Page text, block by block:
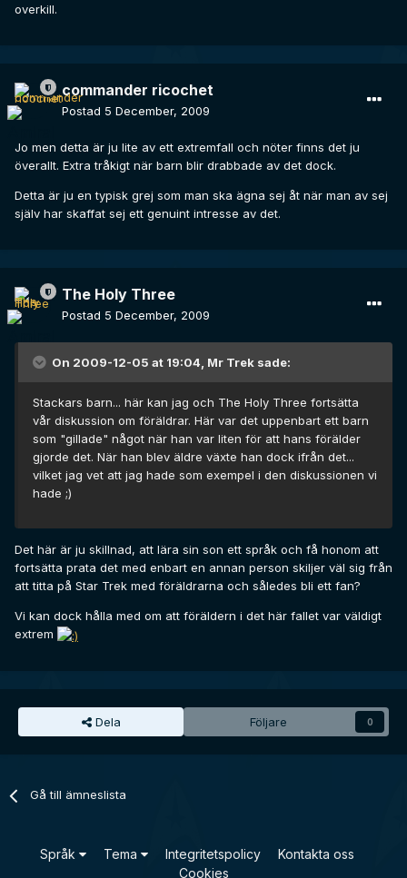
overkill.
commander ricochet
Postad 5 December, 2009
Jo men detta är ju lite av ett extremfall och nöter finns det ju
överallt. Extra tråkigt när barn blir drabbade av det dock.
Detta är ju en typisk grej som man ska ägna sej åt när man av sej
själv har skaffat sej ett genuint intresse av det.
The Holy Three
Postad 5 December, 2009
On 2009-12-05 at 19:04, Mr Trek sade:
Stackars barn... här kan jag och The Holy Three fortsätta
vår diskussion om föräldrar. Här var det uppenbart ett barn
som "gillade" något när han var liten för att hans förälder
gjorde det. När han blev äldre växte han dock ifrån det...
vilket jag vet att jag hade som exempel i den diskussionen vi
hade ;)
Det här är ju skillnad, att lära sin son ett språk och få honom att
fortsätta prata det med enbart en annan person skiljer väl sig från
att titta på Star Trek med föräldrarna och således bli ett fan?
Vi kan dock hålla med om att föräldern i det här fallet var väldigt
extrem
Dela Följare 0
Gå till ämneslista
Språk Tema Integritetspolicy
Kontakta oss
Cookies